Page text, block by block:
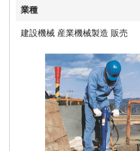
業種
建設機械 産業機械製造 販売